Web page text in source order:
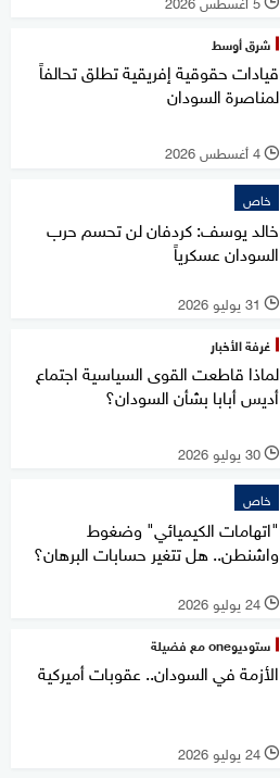
شرق أوسط
قيادات حقوقية إفريقية تطلق تحالفاً
لمناصرة السودان
l 4 أغسطس 2026
خاص
خالد يوسف: كردفان لن تحسم حرب
السودان عسكرياً
l 31 يوليو 2026
غرفة الأخبار
لماذا قاطعت القوى السياسية اجتماع
أديس أبابا بشأن السودان؟
l 30 يوليو 2026
خاص
"اتهامات الكيميائي" وضغوط
واشنطن.. هل تتغير حسابات البرهان؟
l 24 يوليو 2026
ستوديوone مع فضيلة
الأزمة في السودان.. عقوبات أميركية
l 24 يوليو 2026